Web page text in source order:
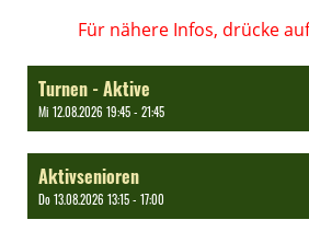
Für nähere Infos, drücke
Turnen - Aktive
Mi 12.08.2026 19:45 - 21:45
Aktivsenioren
Do 13.08.2026 13:15 - 17:00